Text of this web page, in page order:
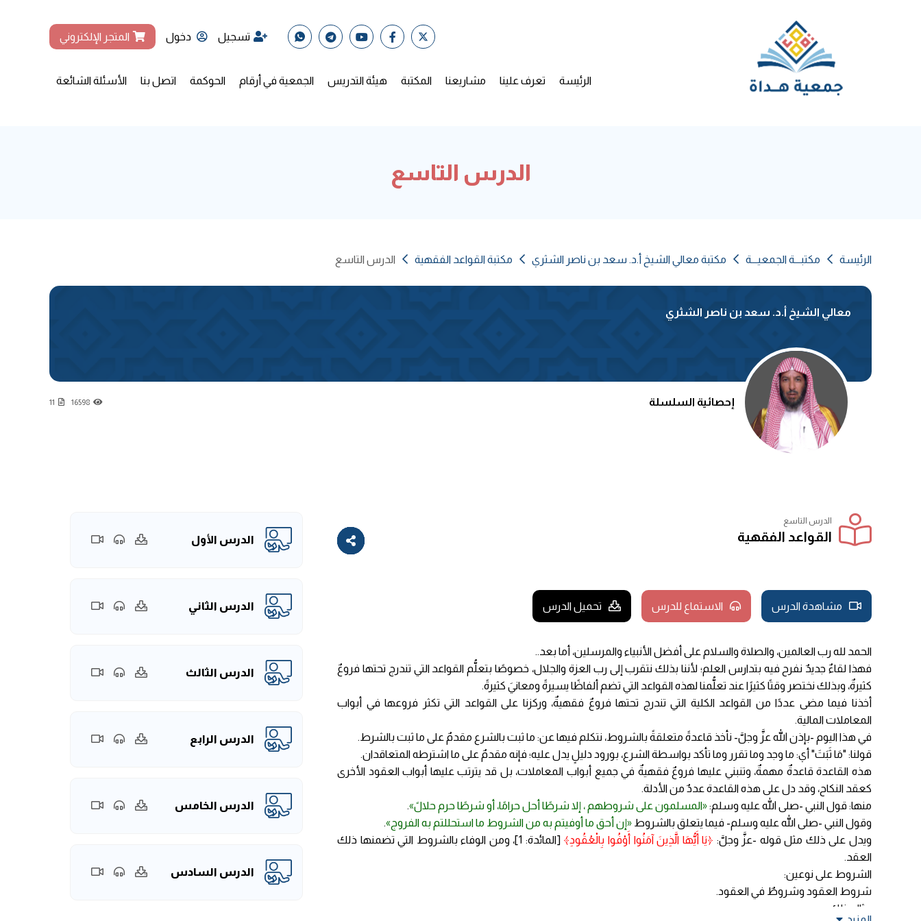
تسجيل دخول المتجر الإلكتروني
الرئيسة تعرف علينا مشاريعنا المكتبة هيئة التدريس الجمعية في أرقام الحوكمة اتصل بنا الأسئلة الشائعة
الدرس التاسع
الرئيسة مكتبـــة الجمعيـــة مكتبة معالي الشيخ أ.د. سعد بن ناصر الشثري مكتبة القواعد الفقهية الدرس التاسع
معالي الشيخ أ.د. سعد بن ناصر الشثري
إحصائية السلسلة 16598
11
الدرس التاسع
القواعد الفقهية
مشاهدة الدرس الاستماع للدرس تحميل الدرس
الحمد لله رب العالمين، والصلاة والسلام على أفضل الأنبياء والمرسلين، أما بعد..
فهذا لقاءٌ جديدٌ نفرح فيه بتدارس العلم؛ لأننا بذلك نتقرب إلى رب العزة والجلال، خصوصًا بتعلُّم القواعد التي تندرج تحتها فروعٌ
كثيرةٌ، وبذلك نختصر وقتًا كثيرًا عند تعلُّمنا لهذه القواعد التي تضم ألفاظًا يسيرةً ومعانيَ كثيرةً.
أخذنا فيما مضى عددًا من القواعد الكلية التي تندرج تحتها فروعٌ فقهيةٌ، وركزنا على القواعد التي تكثر فروعها في أبواب
المعاملات المالية.
في هذا اليوم -بإذن الله عزَّ وجلَّ- نأخذ قاعدةً متعلقةً بالشروط، نتكلم فيها عن: ما ثبت بالشرع مقدمٌ على ما ثبت بالشرط.
قولنا: "مَا ثَبَتَ" أي: ما وجد وما تقرر وما تأكد بواسطة الشرع، بورود دليلٍ يدل عليه؛ فإنه مقدمٌ على ما اشترطه المتعاقدان.
هذه القاعدة قاعدةٌ مهمةٌ، وتنبني عليها فروعٌ فقهيةٌ في جميع أبواب المعاملات، بل قد يترتب عليها أبواب العقود الأخرى
كعقد النكاح، وقد دل على هذه القاعدة عددٌ من الأدلة.
منها: قول النبي -صلى الله عليه وسلم:«المسلمون على شروطهم ، إلا شرطًا أحل حرامًا، أو شرطًا حرم حلالً».
وقول النبي -صلى الله عليه وسلم- فيما يتعلق بالشروط «إن أحق ما أوفيتم به من الشروط ما استحللتم به الفروج».
ويدل على ذلك مثل قوله -عزَّ وجلَّ: ﴿يَا أَيُّهَا الَّذِينَ آمَنُوا أَوْفُوا بِالْعُقُودِ﴾
[المائدة: 1]، ومن الوفاء بالشروط التي تضمنها ذلك
العقد.
الشروط على نوعين:
شروط العقود وشروطٌ في العقود.
مثال ذلك:
الدرس الأول
الدرس الثاني
الدرس الثالث
الدرس الرابع
الدرس الخامس
الدرس السادس